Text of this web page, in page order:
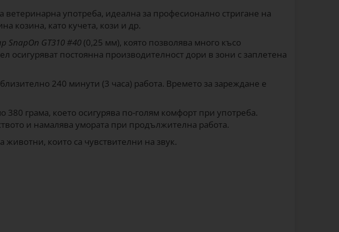
ветеринарна употреба, идеална за професионално стригане на
козина, като кучета, кози и др.
SnapOn GT310 #40 (0,25 мм), която позволява много късо
осигуряват постоянна производителност дори в зони с заплетена
240 минути (3 часа) работа. Времето за зареждане е
грама, което осигурява по-голям комфорт при употреба.
и намалява умората при продължителна работа.
които са чувствителни на звук.